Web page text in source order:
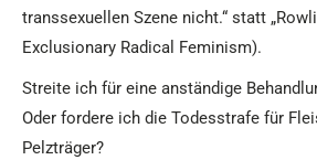
transsexuellen Szene nicht.“ statt
Exclusionary Radical Feminism).
Streite ich für eine anständige
Oder fordere ich die Todesstrafe für
Pelzträger?